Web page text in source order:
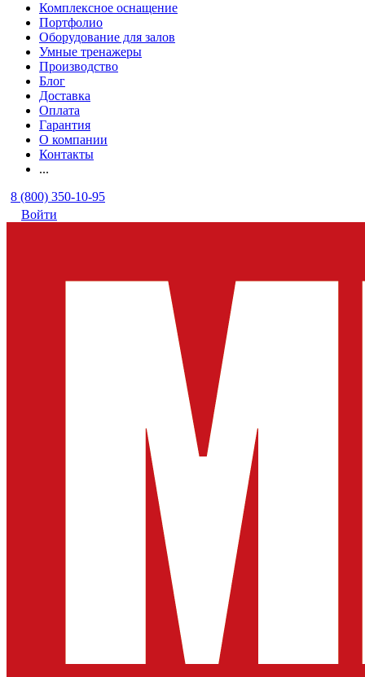
Комплексное оснащение
Портфолио
Оборудование для залов
Умные тренажеры
Производство
Блог
Доставка
Оплата
Гарантия
О компании
Контакты
...
8 (800) 350-10-95
Войти